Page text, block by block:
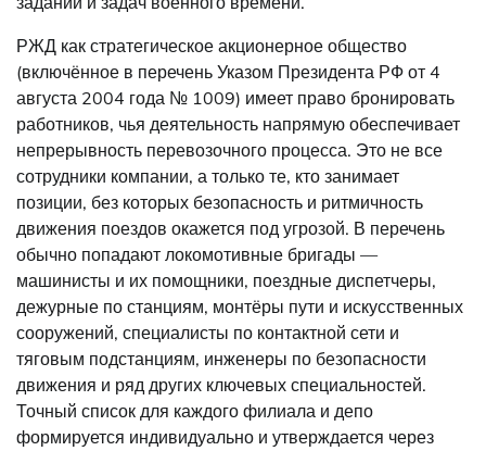
РЖД как стратегическое акционерное общество
(включённое в перечень Указом Президента РФ от 4
августа 2004 года № 1009) имеет право бронировать
работников, чья деятельность напрямую обеспечивает
непрерывность перевозочного процесса. Это не все
сотрудники компании, а только те, кто занимает
позиции, без которых безопасность и ритмичность
движения поездов окажется под угрозой. В перечень
обычно попадают локомотивные бригады —
машинисты и их помощники, поездные диспетчеры,
дежурные по станциям, монтёры пути и искусственных
сооружений, специалисты по контактной сети и
тяговым подстанциям, инженеры по безопасности
движения и ряд других ключевых специальностей.
Точный список для каждого филиала и депо
формируется индивидуально и утверждается через